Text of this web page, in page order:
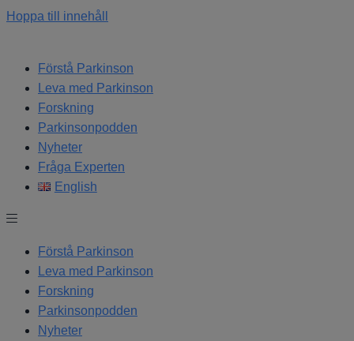
Hoppa till innehåll
Förstå Parkinson
Leva med Parkinson
Forskning
Parkinsonpodden
Nyheter
Fråga Experten
English
Förstå Parkinson
Leva med Parkinson
Forskning
Parkinsonpodden
Nyheter